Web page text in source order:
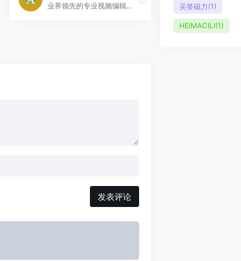
业界领先的专业视频编辑软件，好莱坞级别的后期制作工具
发表评论
吴签磁力 (1)
HEIMACILI(1)